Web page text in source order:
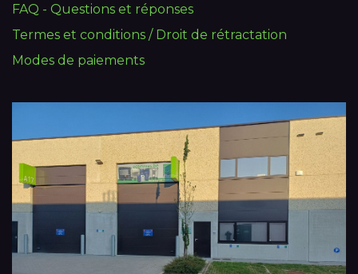
FAQ - Questions et réponses
Termes et conditions / Droit de rétractation
Modes de paiements